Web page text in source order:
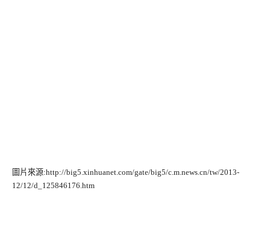
圖片來源:http://big5.xinhuanet.com/gate/big5/c.m.news.cn/tw/2013-
12/12/d_125846176.htm